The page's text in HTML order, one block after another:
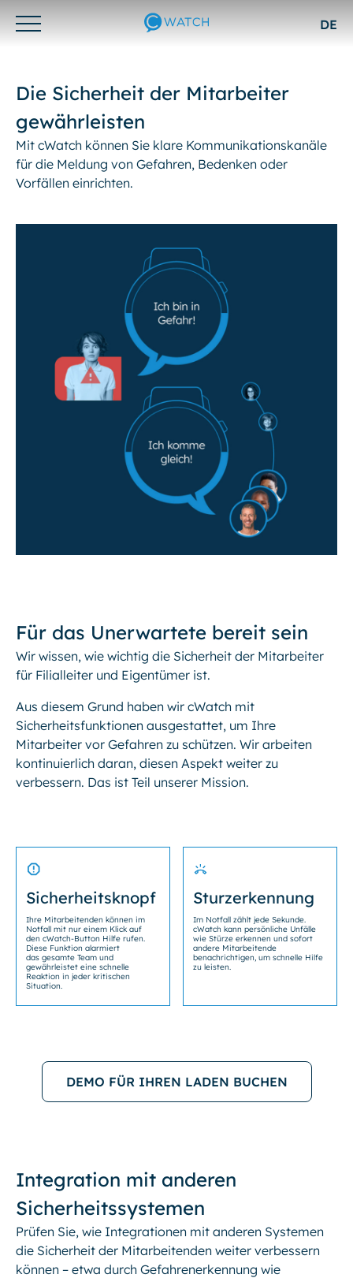
Otwórz/zamknij
DE
Die Sicherheit der Mitarbeiter
gewährleisten
Mit cWatch können Sie klare Kommunikationskanäle
für die Meldung von Gefahren, Bedenken oder
Vorfällen einrichten.
Für das Unerwartete bereit sein
Wir wissen, wie wichtig die Sicherheit der Mitarbeiter
für Filialleiter und Eigentümer ist.
Aus diesem Grund haben wir cWatch mit
Sicherheitsfunktionen ausgestattet, um Ihre
Mitarbeiter vor Gefahren zu schützen. Wir arbeiten
kontinuierlich daran, diesen Aspekt weiter zu
verbessern. Das ist Teil unserer Mission.
Sicherheitsknopf
Ihre Mitarbeitenden können im
Notfall mit nur einem Klick auf
den cWatch-Button Hilfe rufen.
Diese Funktion alarmiert
das gesamte Team und
gewährleistet eine schnelle
Reaktion in jeder kritischen
Situation.
Sturzerkennung
Im Notfall zählt jede Sekunde.
cWatch kann persönliche Unfälle
wie Stürze erkennen und sofort
andere Mitarbeitende
benachrichtigen, um schnelle Hilfe
zu leisten.
DEMO FÜR IHREN LADEN BUCHEN
Integration mit anderen
Sicherheitssystemen
Prüfen Sie, wie Integrationen mit anderen Systemen
die Sicherheit der Mitarbeitenden weiter verbessern
können – etwa durch Gefahrenerkennung wie